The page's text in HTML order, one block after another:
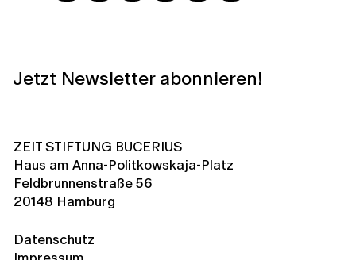
Jetzt Newsletter abonnieren!
ZEIT STIFTUNG BUCERIUS
Haus am Anna-Politkowskaja-Platz
Feldbrunnenstraße 56
20148 Hamburg
Datenschutz